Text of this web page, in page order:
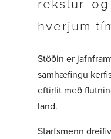
Stefnan okkar
Mannauður
Eftirsóknarverður
Laus störf
Jafnréttisáætlun
rekstur
hverjum
Stöðin er
samhæf­ingu
eftirlit með
land.
Starfs­menn